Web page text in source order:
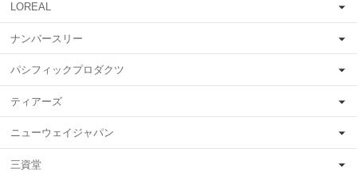
LOREAL
ナンバースリー
パシフィックプロダクツ
ティアーズ
ニューウェイジャパン
三資堂